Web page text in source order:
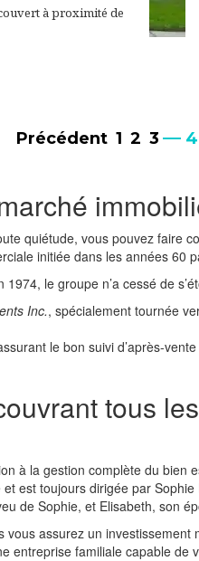
à proximité de
Précédent 1 2 3 4
quiétude, vous pouvez faire
initiée dans les années 60
le groupe n’a cessé de
Inc., spécialement tournée
le bon suivi d’après-
tous
à la gestion complète du bien
et est toujours dirigée par
de Sophie, et Elisabeth, son
vous assurez un investissement
entreprise familiale capable